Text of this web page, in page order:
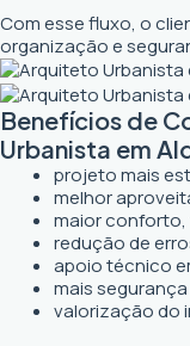
Com esse fluxo, o
organização e
Benefícios de
Urbanista em
projeto mais
melhor
maior
redução de
apoio técnico
mais
valorização do